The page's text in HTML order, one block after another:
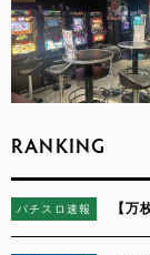
RANKING
1
パチスロ速報 【